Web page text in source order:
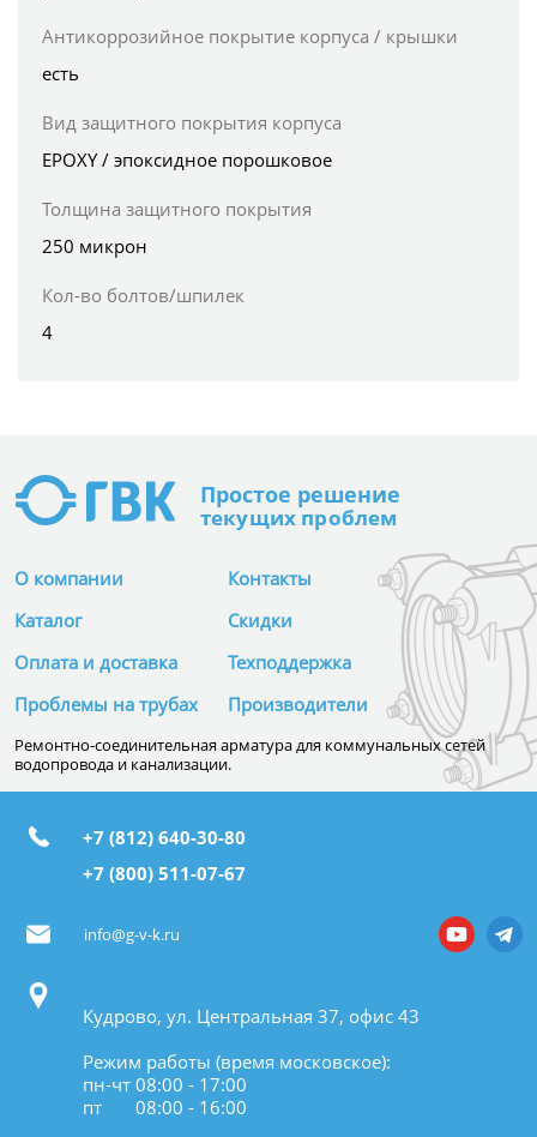
Антикоррозийное покрытие корпуса / крышки
есть
Вид защитного покрытия корпуса
EPOXY / эпоксидное порошковое
Толщина защитного покрытия
250 микрон
Кол-во болтов/шпилек
4
Простое решение
текущих проблем
О компании
Каталог
Оплата и доставка
Скидки
Техподдержка
Производители
Проблемы на трубах
Контакты
Ремонтно-соединительная арматура для коммунальных сетей
водопровода и канализации.
+7 (812) 640-30-80
+7 (800) 511-07-67
info@g-v-k.ru
Кудрово, ул. Центральная 37, офис 43
Режим работы (время московское):
пн-чт 08:00 - 17:00
пт 08:00 - 16:00